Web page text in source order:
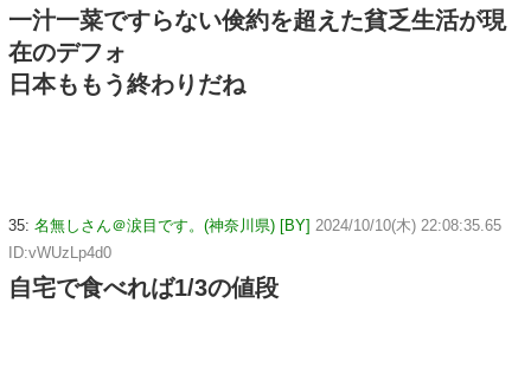
一汁一菜ですらない倹約を超えた貧乏生活が現
在のデフォ
日本ももう終わりだね
35: 名無しさん＠涙目です。(神奈川県) [BY] 2024/10/10(木) 22:08:35.65
ID:vWUzLp4d0
自宅で食べれば1/3の値段